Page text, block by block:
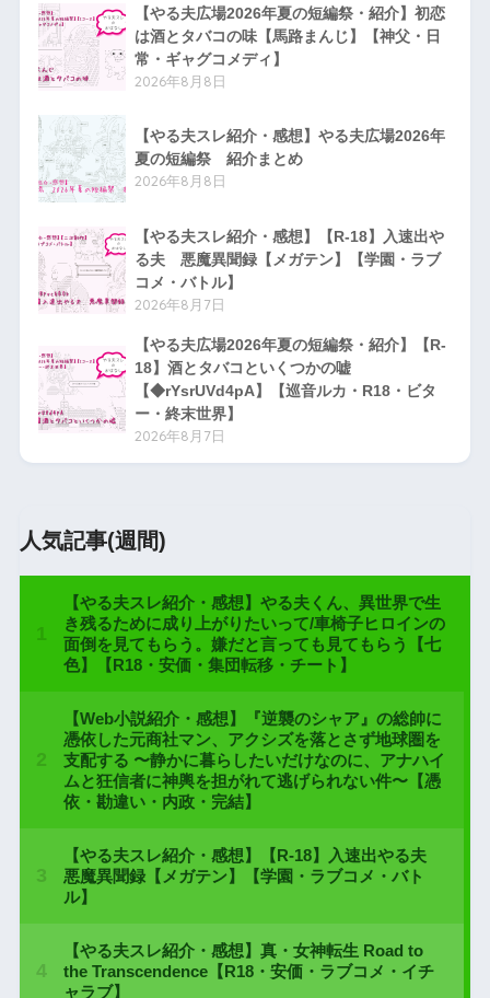
【やる夫広場2026年夏の短編祭・紹介】初恋
は酒とタバコの味【馬路まんじ】【神父・日
常・ギャグコメディ】
2026年8月8日
【やる夫スレ紹介・感想】やる夫広場2026年
夏の短編祭 紹介まとめ
2026年8月8日
【やる夫スレ紹介・感想】【R-18】入速出や
る夫 悪魔異聞録【メガテン】【学園・ラブ
コメ・バトル】
2026年8月7日
【やる夫広場2026年夏の短編祭・紹介】【R-
18】酒とタバコといくつかの嘘
【◆rYsrUVd4pA】【巡音ルカ・R18・ビタ
ー・終末世界】
2026年8月7日
人気記事(週間)